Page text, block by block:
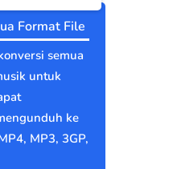
Format File
semua
untuk
ke
MP3, 3GP,